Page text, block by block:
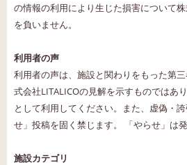
の情報の利用により生じた損害について
を負いません。
利用者の声
利用者の声は、施設と関わりをもった第
式会社LITALICOの見解を示すものではあ
として利用してください。また、虚偽・
せ」投稿を固く禁じます。 「やらせ」は
施設カテゴリ